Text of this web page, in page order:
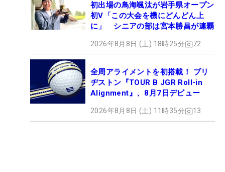
初出場の鳥海颯汰が岩手県オープン
初V「この大会を機にどんどん上
に」 シニアの部は宮本勝昌が連覇
2026年8月8日 (土) 18時25分 72
全周アライメントを初搭載！ ブリ
ヂストン『TOUR B JGR Roll-in
Alignment』、8月7日デビュー
2026年8月8日 (土) 11時35分 13